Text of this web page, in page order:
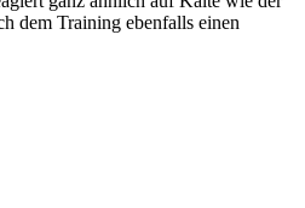
dem Training ebenfalls einen